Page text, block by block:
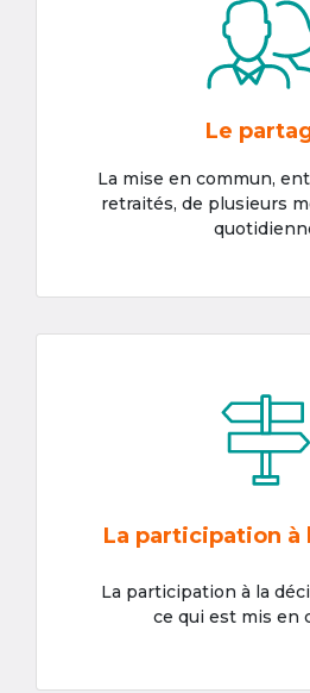
Le
La mise en commun,
retraités, de plusieurs
La participation à
La participation à la
ce qui est mis en